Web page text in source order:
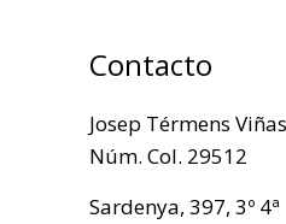
Contacto
Josep Térmens Viñas
Núm. Col. 29512
Sardenya, 397, 3º 4ª